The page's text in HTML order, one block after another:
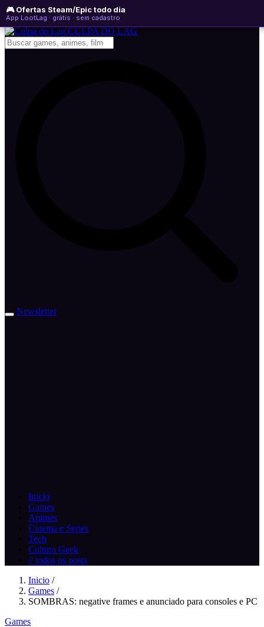
🎮 Ofertas Steam/Epic todo dia
App LootLag · grátis · sem cadastro
sábado, 08 de agosto de 2026 WhatsApp
Newsletter
CULPA DO LAG
Newsletter
Inicio
Games
Animes
Cinema e Series
Tech
Cultura Geek
// todos os posts
Inicio /
Games /
SOMBRAS: negative frames e anunciado para consoles e PC
Games